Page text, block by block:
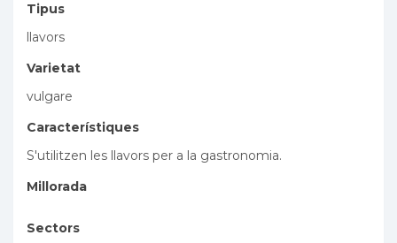
Tipus
llavors
Varietat
vulgare
Característiques
S'utilitzen les llavors per a la gastronomia.
Millorada
Sectors